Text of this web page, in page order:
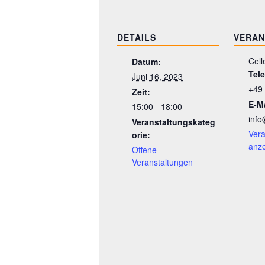
DETAILS
Datum:
Juni 16, 2023
Zeit:
15:00 - 18:00
Veranstaltungskateg
orie:
Offene
Veranstaltungen
E-